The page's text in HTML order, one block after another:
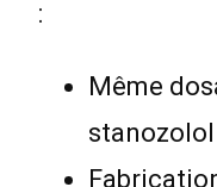
:
Même
stanozolol